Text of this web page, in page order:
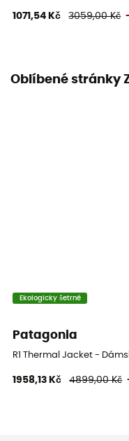
1071,54 Kč 3059,00 Kč
Oblíbené stránky
Ekologicky šetrné
Patagonia
R1 Thermal Jacket -
1958,13 Kč 4899,00 Kč